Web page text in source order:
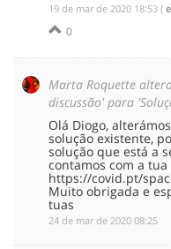
‎19 de mar de 2020 18:53 (
0
Marta Roquette
discussão' para
Olá Diogo,
solução existente,
solução que está a
contamos com a
https://covid.pt/
Muito obrigada e
tuas
‎24 de mar de 2020 08:25